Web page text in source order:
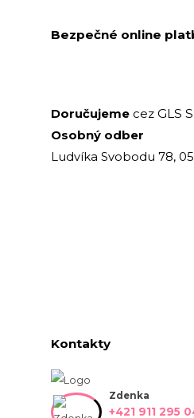
Bezpečné online
Doručujeme cez GLS
Osobný odber
Ludvíka Svobodu 78,
Kontakty
Zdenka
+421 911 295